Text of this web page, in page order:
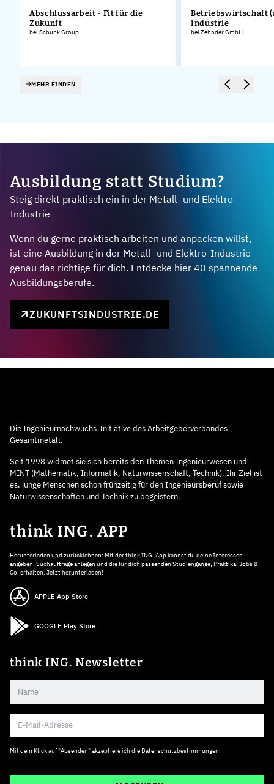
Abschlussarbeit - Fit für die
Zukunft
bei Schunk Group
Betriebswirtschaft
Industrie
bei Zehnder GmbH
MEHR FINDEN
Ausbildung statt Studium?
Steig direkt praktisch ein in der Metall- und Elektro-
Industrie
Wenn du gerne praktisch arbeiten und anpacken willst,
ist eine Ausbildung in der Metall- und Elektro-Industrie
genau das richtige für dich. Entdecke hier 40 spannende
Ausbildungsberufe.
ZUKUNFTSINDUSTRIE.DE
Die Ingenieurnachwuchs-Initiative des Arbeitgeberverbandes
Gesamtmetall.
Seit 1998 widmet sie sich bereits den Themen Ingenieurwesen und
MINT (Mathematik, Informatik, Naturwissenschaft, Technik). Ihr Ziel ist
es, junge Menschen schon frühzeitig für den Ingenieursberuf sowie
Naturwissenschaften und Technik zu begeistern.
think ING. APP
Herunterladen und zurücklehnen: Mit der think ING. App kannst du deine Interessen
angeben, Suchaufträge anlegen und die für dich passenden Studiengänge, Praktika, Jobs &
Co. erhalten. Jetzt herunterladen!
APPLE App Store
GOOGLE Play Store
think ING. Newsletter
Mit dem Klick auf "Absenden" akzeptiere ich die Datenschutzbestimmungen